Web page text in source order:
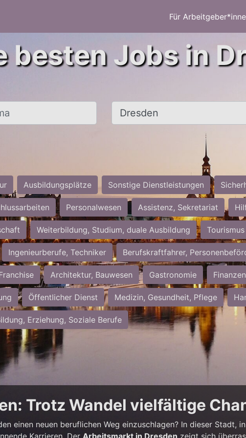
Für
besten Jobs in
Ort, Stadt
Ausbildungsplätze Sonstige Dienstleistungen
Personalwesen Assistenz, Sekretariat
Weiterbildung, Studium, duale Ausbildung Tourismus
Ingenieurberufe, Techniker Berufskraftfahrer,
Architektur, Bauwesen Gastronomie
Öffentlicher Dienst Medizin, Gesundheit, Pflege
Erziehung, Soziale Berufe
Trotz Wandel vielfältige
einen neuen beruflichen Weg einzuschlagen? In dieser Stadt,